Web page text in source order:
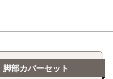
部カバーセット